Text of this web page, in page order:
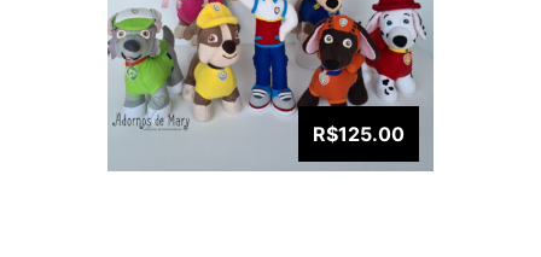
R$125.00